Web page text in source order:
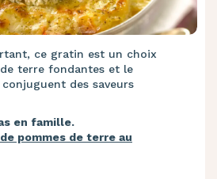
ce gratin est un choix
terre fondantes et le
des saveurs
en famille.
pommes de terre au